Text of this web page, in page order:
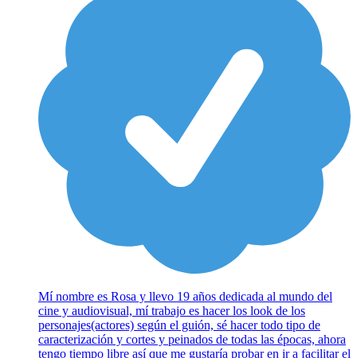
Mí nombre es Rosa y llevo 19 años dedicada al mundo del
cine y audiovisual, mí trabajo es hacer los look de los
personajes(actores) según el guión, sé hacer todo tipo de
caracterización y cortes y peinados de todas las épocas, ahora
tengo tiempo libre así que me gustaría probar en ir a facilitar el